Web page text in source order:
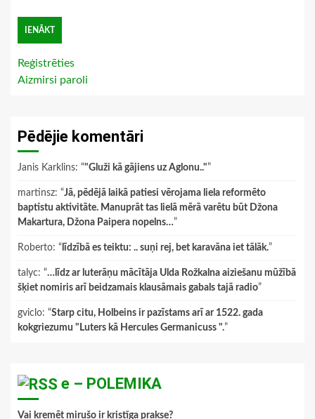
Reģistrēties
Aizmirsi paroli
Pēdējie komentāri
Janis Karklins: “"Gluži kā gājiens uz Aglonu.."”
martinsz: “Jā, pēdējā laikā patiesi vērojama liela reformēto
baptistu aktivitāte. Manuprāt tas lielā mērā varētu būt Džona
Makartura, Džona Paipera nopelns…”
Roberto: “ līdzībā es teiktu: .. suņi rej, bet karavāna iet tālāk.”
talyc: “…līdz ar luterāņu mācītāja Ulda Rožkalna aiziešanu mūžībā
šķiet nomiris arī beidzamais klausāmais gabals tajā radio”
gviclo: “Starp citu, Holbeins ir pazīstams arī ar 1522. gada
kokgriezumu "Luters kā Hercules Germanicuss ".”
e – POLEMIKA
Vai kremēt mirušo ir kristīga prakse?